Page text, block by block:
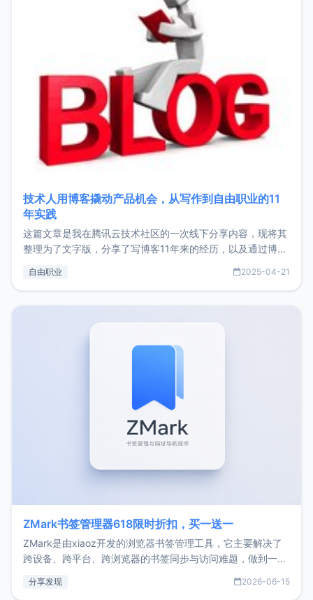
技术人用博客撬动产品机会，从写作到自由职业的11
年实践
这篇文章是我在腾讯云技术社区的一次线下分享内容，现将其
整理为了文字版，分享了写博客11年来的经历，以及通过博客
了我的首个产品ImgURL的真实数据和产品现状。自我介绍大
自由职业 2025-04-21
ZMark书签管理器618限时折扣，买一送一
ZMark是由xiaoz开发的浏览器书签管理工具，它主要解决了
跨设备、跨平台、跨浏览器的书签同步与访问难题，做到一处
用，让管理更高效。ZMark官网地址：
分享发现 2026-06-15